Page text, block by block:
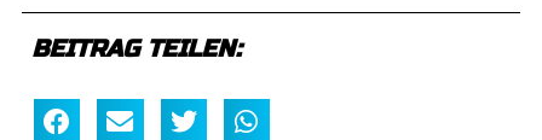
BEITRAG TEILEN: